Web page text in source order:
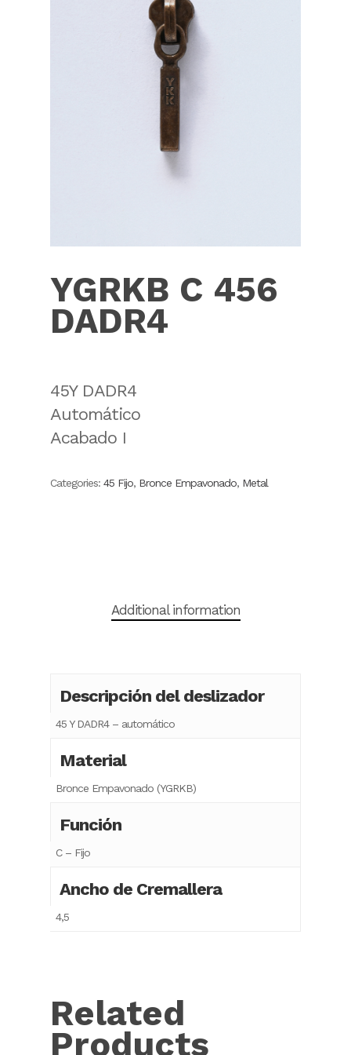
YGRKB C 456
DADR4
45Y DADR4
Automático
Acabado I
Categories: 45 Fijo, Bronce Empavonado, Metal
Additional information
Descripción del deslizador
45 Y DADR4 – automático
Material
Bronce Empavonado (YGRKB)
Función
C – Fijo
Ancho de Cremallera
4,5
Related
Products